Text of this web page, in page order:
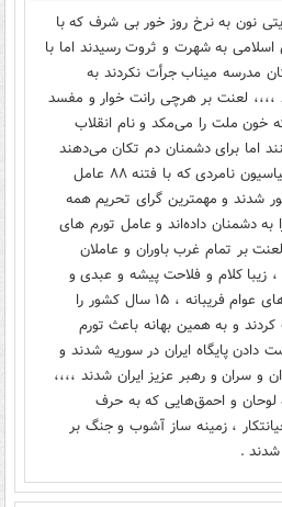
نون به نرخ روز خور بی شرف که با
اسلامی به شهرت و ثروت رسیدند اما با
مدرسه میناب جرأت نکردند به
،،،، لعنت بر هرچی رانت خوار و مفسد
خون ملت را می‌مکد و نام انقلاب
اما برای دشمنان دم تکان می‌دهند
،،،، لعنت بر تمام سیاسیون نامردی که با فتنه ۸۸ عامل
شدند و مهمترین گرای تحریم همه
به دشمنان داده‌اند و عامل تورم های
بر تمام غرب باوران و عاملان
زیبا کلام و فلاحت پیشه و عبدی و
امثالهم که با تئوری های عوام فریبانه ، ۱۵ سال کشور را
کردند و به همین بهانه باعث تورم
دادن پایگاه ایران در سوریه شدند و
و سران و رهبر عزیز ایران شدند ،،،،
لوحان و احمق‌هایی که به حرف
، زمینه ساز آشوب و جنگ بر
شدند .